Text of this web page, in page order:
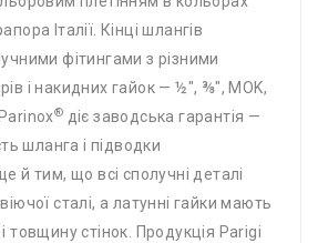
Італії. Кінці шлангів
фітингами з різними
і накидних гайок — ½", ⅜", MOK,
® діє заводська гарантія —
шланга і підводки
й тим, що всі сполучні деталі
сталі, а латунні гайки мають
товщину стінок. Продукція Рarigi